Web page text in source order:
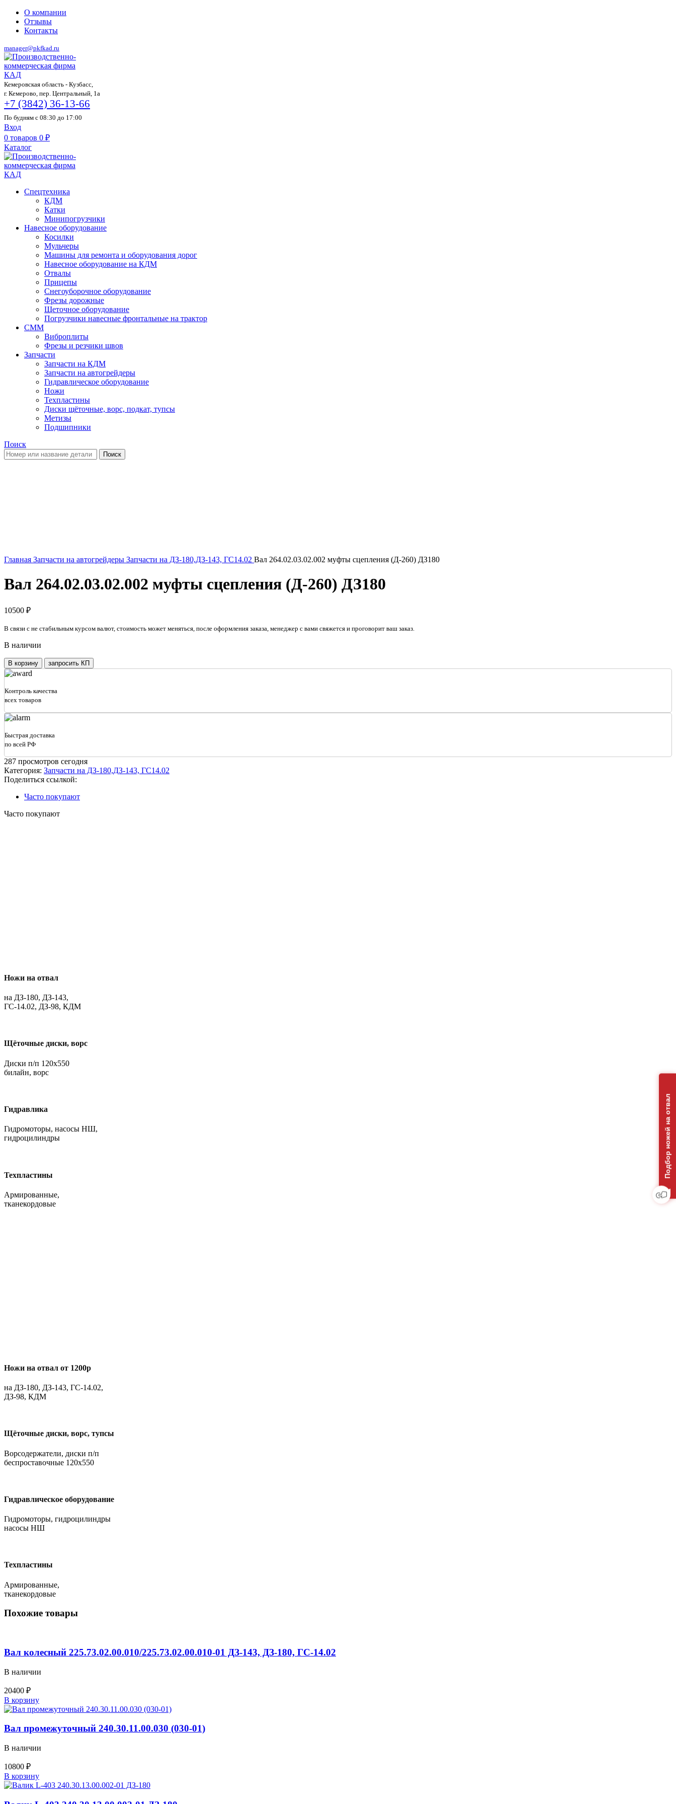
О компании
Отзывы
Контакты
manager@pkfkad.ru
Кемеровская область - Кузбасс,
г. Кемерово, пер. Центральный, 1а
+7 (3842) 36-13-66
По будням с 08:30 до 17:00
Вход
0 товаров 0 ₽
Каталог
Спецтехника
КДМ
Катки
Минипогрузчики
Навесное оборудование
Косилки
Мульчеры
Машины для ремонта и оборудования дорог
Навесное оборудование на КДМ
Отвалы
Прицепы
Снегоуборочное оборудование
Фрезы дорожные
Щеточное оборудование
Погрузчики навесные фронтальные на трактор
СММ
Виброплиты
Фрезы и резчики швов
Запчасти
Запчасти на КДМ
Запчасти на автогрейдеры
Гидравлическое оборудование
Ножи
Техпластины
Диски щёточные, ворс, подкат, тупсы
Метизы
Подшипники
Поиск
Поиск
Главная Запчасти на автогрейдеры Запчасти на ДЗ-180,ДЗ-143, ГС14.02 Вал 264.02.03.02.002 муфты сцепления (Д-260) ДЗ180
Вал 264.02.03.02.002 муфты сцепления (Д-260) ДЗ180
10500 ₽
В связи с не стабильным курсом валют, стоимость может меняться, после оформления заказа, менеджер с вами свяжется и проговорит ваш заказ.
В наличии
Количество
товара
Вал
264.02.03.02.002
муфты
(Д-260)
В корзину запросить КП
Контроль качества
всех товаров
Быстрая доставка
по всей РФ
287 просмотров сегодня
Категория: Запчасти на ДЗ-180,ДЗ-143, ГС14.02
Поделиться ссылкой:
Часто покупают
Часто покупают
Ножи на отвал
на ДЗ-180, ДЗ-143,
ГС-14.02, ДЗ-98, КДМ
Щёточные диски, ворс
Диски п/п 120х550
билайн, ворс
Гидравлика
Гидромоторы, насосы НШ,
гидроцилиндры
Техпластины
Армированные,
тканекордовые
Ножи на отвал от 1200р
на ДЗ-180, ДЗ-143, ГС-14.02,
ДЗ-98, КДМ
Щёточные диски, ворс, тупсы
Ворсодержатели, диски п/п
беспроставочные 120х550
Гидравлическое оборудование
Гидромоторы, гидроцилиндры
насосы НШ
Техпластины
Армированные,
тканекордовые
Похожие товары
Вал колесный 225.73.02.00.010/225.73.02.00.010-01 ДЗ-143, ДЗ-180, ГС-14.02
В наличии
20400 ₽
Количество
товара
колесный
225.73.02.00.010/225.73.02.00.010-
01
ДЗ-180,
ГС-14.02
В корзину
Вал промежуточный 240.30.11.00.030 (030-01)
В наличии
10800 ₽
Количество
товара
В корзину
Подбор ножей на отвал